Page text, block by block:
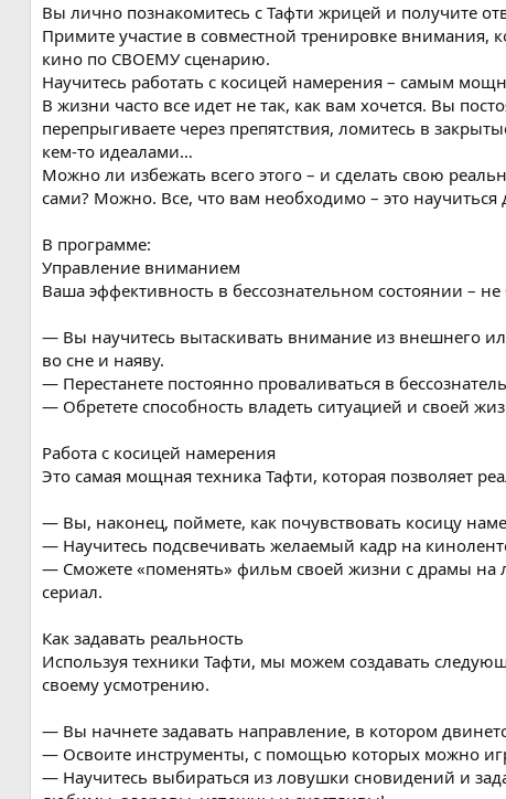
Вы лично познакомитесь с Тафти жрицей и получите
Примите участие в совместной тренировке внимания,
кино по СВОЕМУ сценарию.
Научитесь работать с косицей намерения – самым
В жизни часто все идет не так, как вам хочется. Вы
перепрыгиваете через препятствия, ломитесь в
кем-то идеалами…
Можно ли избежать всего этого – и сделать свою
сами? Можно. Все, что вам необходимо – это научиться
В программе:
Управление вниманием
Ваша эффективность в бессознательном состоянии –
— Вы научитесь вытаскивать внимание из внешнего
во сне и наяву.
— Перестанете постоянно проваливаться в
— Обретете способность владеть ситуацией и своей
Работа с косицей намерения
Это самая мощная техника Тафти, которая позволяет
— Вы, наконец, поймете, как почувствовать косицу
— Научитесь подсвечивать желаемый кадр на
— Сможете «поменять» фильм своей жизни с драмы
сериал.
Как задавать реальность
Используя техники Тафти, мы можем создавать
своему усмотрению.
— Вы начнете задавать направление, в котором
— Освоите инструменты, с помощью которых можно
— Научитесь выбираться из ловушки сновидений и